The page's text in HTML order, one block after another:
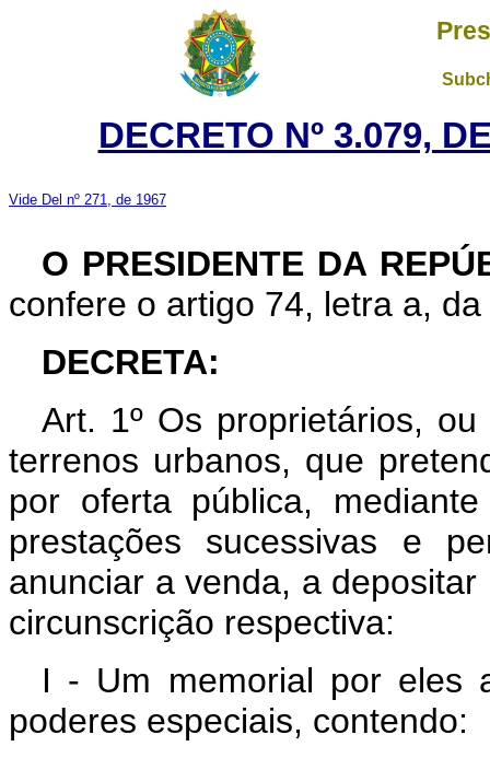
DECRETO Nº 3.079,
Vide Del nº 271, de 1967
O PRESIDENTE DA
confere o artigo 74, letra a,
DECRETA:
Art. 1º Os proprietários,
terrenos urbanos, que
por oferta pública,
prestações sucessivas e
anunciar a venda, a
circunscrição respectiva:
I - Um memorial por eles
poderes especiais, contendo: